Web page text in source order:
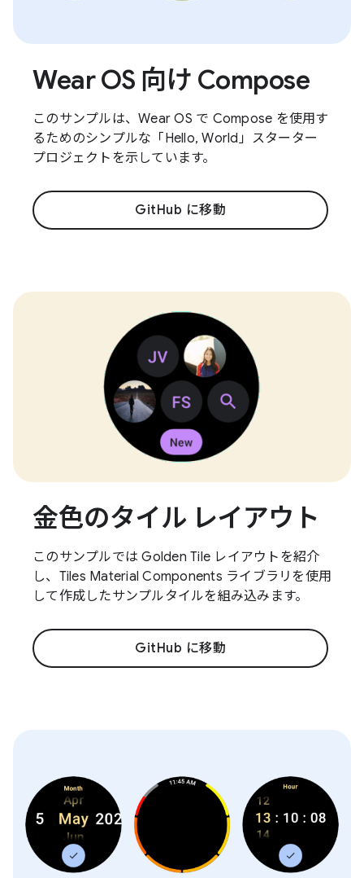
Wear OS 向け Compose
このサンプルは、Wear OS で Compose を使用す
るためのシンプルな「Hello, World」スターター
プロジェクトを示しています。
GitHub に移動
金色のタイル レイアウト
このサンプルでは Golden Tile レイアウトを紹介
し、Tiles Material Components ライブラリを使用
して作成したサンプルタイルを組み込みます。
GitHub に移動